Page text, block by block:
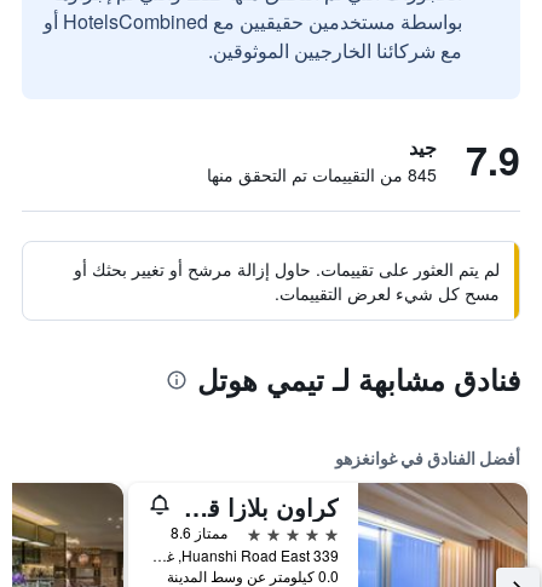
بواسطة مستخدمين حقيقيين مع HotelsCombined أو
مع شركائنا الخارجيين الموثوقين.
7.9 جيد
845 من التقييمات تم التحقق منها
لم يتم العثور على تقييمات. حاول إزالة مرشح أو تغيير بحثك أو
مسح كل شيء لعرض التقييمات.
فنادق مشابهة لـ تيمي هوتل
أفضل الفنادق في غوانغزهو
كراون بلازا قوانغتشو سيتي سنتر، أحد الفنادق من مجموعة فنادق إنتركونتيننتال - سكاي لاين 63 بار للاستمتاع بإطلالة على مدينة قوانغتشو
5 نجوم
ممتاز 8.6
339 Huanshi Road East, غوانغزهو, الصين
0.0 كيلومتر عن وسط المدينة